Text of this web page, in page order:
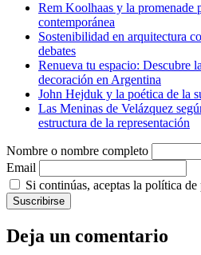
Rem Koolhaas y la promenade
contemporánea
Sostenibilidad en arquitectura
debates
Renueva tu espacio: Descubre
decoración en Argentina
John Hejduk y la poética de la
Las Meninas de Velázquez
estructura de la representación
Nombre o nombre completo
Email
Si continúas, aceptas la política
Deja un comentario